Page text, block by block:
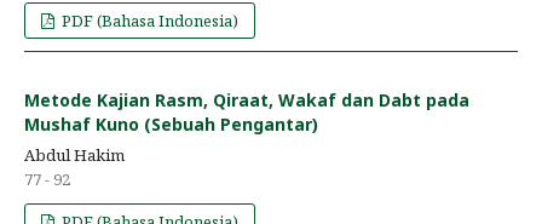
PDF (Bahasa Indonesia)
Metode Kajian Rasm, Qiraat, Wakaf dan Dabt pada
Mushaf Kuno (Sebuah Pengantar)
Abdul Hakim
77 - 92